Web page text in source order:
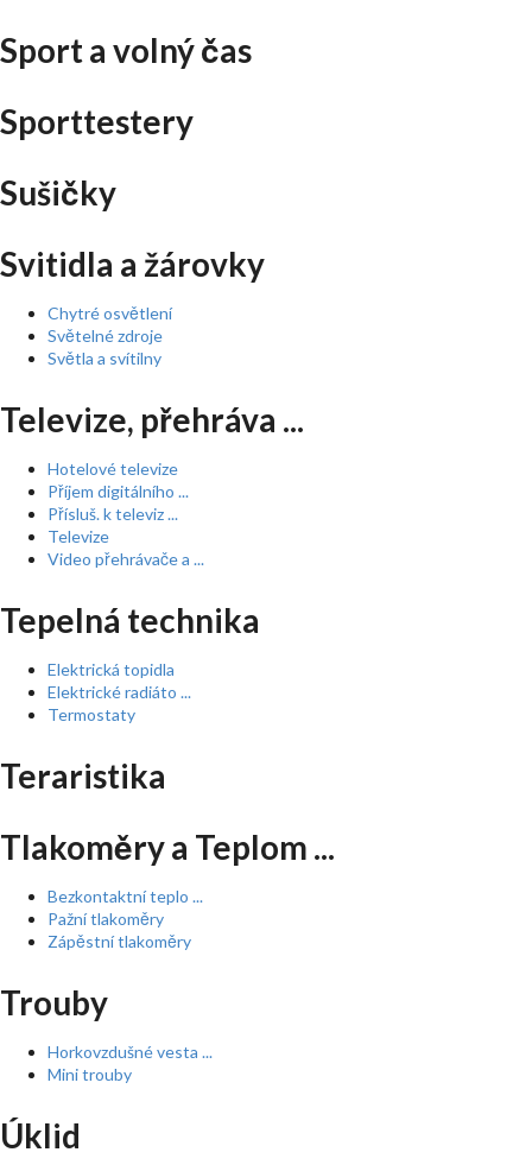
Sport a volný čas
Sporttestery
Sušičky
Svitidla a žárovky
Chytré osvětlení
Světelné zdroje
Světla a svítilny
Televize, přehráva ...
Hotelové televize
Příjem digitálního ...
Přísluš. k televiz ...
Televize
Video přehrávače a ...
Tepelná technika
Elektrická topidla
Elektrické radiáto ...
Termostaty
Teraristika
Tlakoměry a Teplom ...
Bezkontaktní teplo ...
Pažní tlakoměry
Zápěstní tlakoměry
Trouby
Horkovzdušné vesta ...
Mini trouby
Úklid